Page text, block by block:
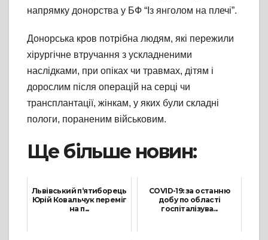
напрямку донорства у БФ “Із янголом на плечі”.
Донорська кров потрібна людям, які пережили
хірургічне втручання з ускладненими
наслідками, при опіках чи травмах, дітям і
дорослим після операцій на серці чи
трансплантації, жінкам, у яких були складні
пологи, пораненим військовим.
Ще більше новин:
Львівський п‘ятиборець
Юрій Ковальчук переміг
на п...
COVID-19: за останню
добу по області
госпіталізува...